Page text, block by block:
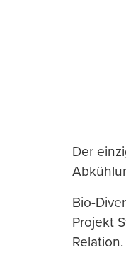
Der
Bio-
Projekt
Relation.